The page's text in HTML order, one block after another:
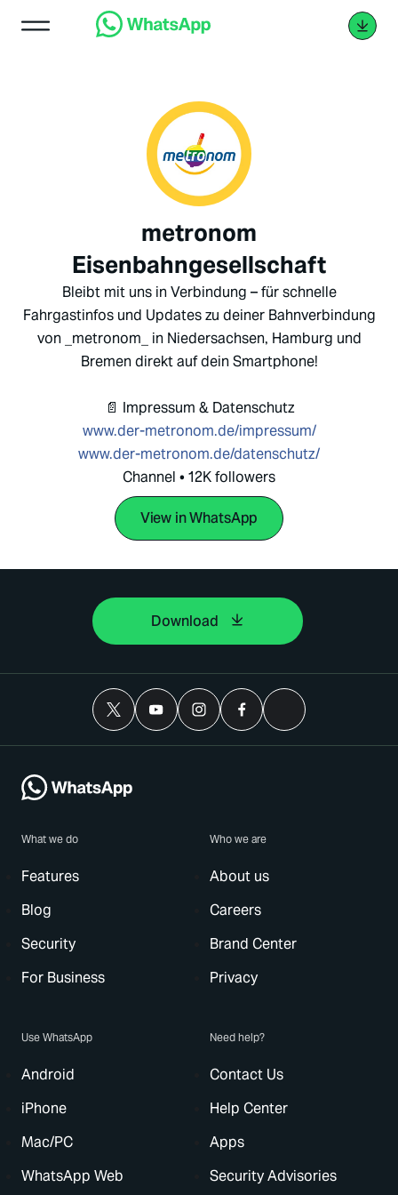
metronom
Eisenbahngesellschaft
Bleibt mit uns in Verbindung – für schnelle
Fahrgastinfos und Updates zu deiner Bahnverbindung
von _metronom_ in Niedersachsen, Hamburg und
Bremen direkt auf dein Smartphone!
📄 Impressum & Datenschutz
www.der-metronom.de/impressum/
www.der-metronom.de/datenschutz/
Channel • 12K followers
View in WhatsApp
Download
What we do
Features
Blog
Security
For Business
Who we are
About us
Careers
Brand Center
Privacy
Use WhatsApp
Android
iPhone
Mac/PC
WhatsApp Web
Need help?
Contact Us
Help Center
Apps
Security Advisories